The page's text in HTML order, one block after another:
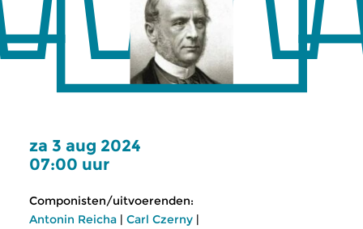
za 3 aug 2024
07:00 uur
Componisten/uitvoerenden:
Antonin Reicha | Carl Czerny |